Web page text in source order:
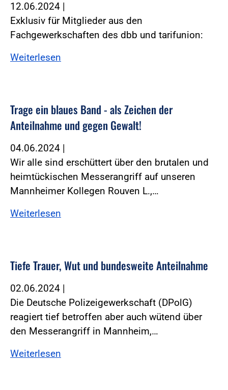
12.06.2024 |
Exklusiv für Mitglieder aus den
Fachgewerkschaften des dbb und tarifunion:
Weiterlesen
Trage ein blaues Band - als Zeichen der
Anteilnahme und gegen Gewalt!
04.06.2024 |
Wir alle sind erschüttert über den brutalen und
heimtückischen Messerangriff auf unseren
Mannheimer Kollegen Rouven L.,…
Weiterlesen
Tiefe Trauer, Wut und bundesweite Anteilnahme
02.06.2024 |
Die Deutsche Polizeigewerkschaft (DPolG)
reagiert tief betroffen aber auch wütend über
den Messerangriff in Mannheim,…
Weiterlesen